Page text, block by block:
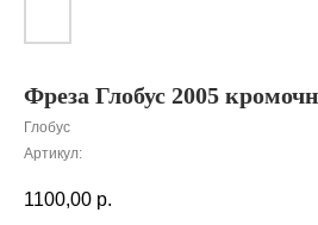
Фреза Глобус 2005
Глобус
Артикул:
1100,00 р.